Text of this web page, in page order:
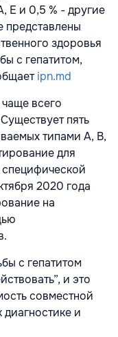
E и 0,5 % - другие
представлены
здоровья
с гепатитом,
ipn.md
всего
пять
типами A, B,
для
2020 года
на
с гепатитом
и это
совместной
и